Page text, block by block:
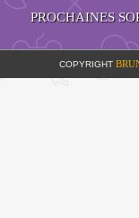
PROCHAINES
COPYRIGHT